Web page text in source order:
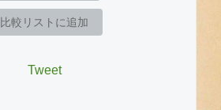
比較リストに追加
Tweet